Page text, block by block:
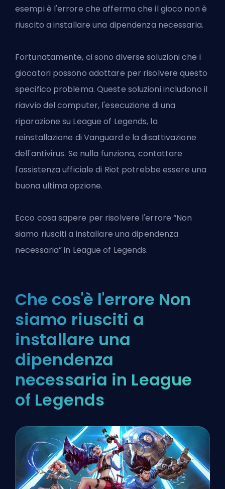
esempi è l'errore che afferma che il gioco non è
riuscito a installare una dipendenza necessaria.
Fortunatamente, ci sono diverse soluzioni che i
giocatori possono adottare per risolvere questo
specifico problema. Queste soluzioni includono il
riavvio del computer, l'esecuzione di una
riparazione su League of Legends, la
reinstallazione di Vanguard e la disattivazione
dell'antivirus. Se nulla funziona, contattare
l'assistenza ufficiale di Riot potrebbe essere una
buona ultima opzione.
Ecco cosa sapere per risolvere l'errore “Non
siamo riusciti a installare una dipendenza
necessaria” in League of Legends.
Che cos'è l'errore Non
siamo riusciti a
installare una
dipendenza
necessaria in League
of Legends